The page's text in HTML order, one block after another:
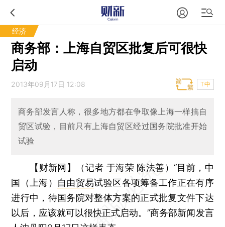
经济
商务部：上海自贸区批复后可很快
启动
2013年09月17日 12:08 T中
商务部发言人称，很多地方都在争取像上海一样搞自
贸区试验，目前只有上海自贸区经过国务院批准开始
试验
【财新网】（记者 于海荣 陈法善）“目前，中
国（上海） 自由贸易试验区各项筹备工作正在有序
进行中，待国务院对整体方案的正式批复文件下达
以后，应该就可以很快正式启动。”商务部新闻发言